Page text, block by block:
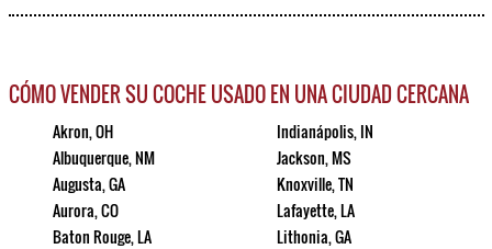
CÓMO VENDER SU COCHE USADO EN UNA CIUDAD CERCANA
Akron, OH
Albuquerque, NM
Augusta, GA
Aurora, CO
Baton Rouge, LA
Indianápolis, IN
Jackson, MS
Knoxville, TN
Lafayette, LA
Lithonia, GA